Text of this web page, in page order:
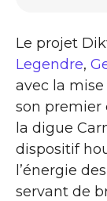
Le projet
Legendre,
avec la
son premier
la digue
dispositif
l’énergie
servant de